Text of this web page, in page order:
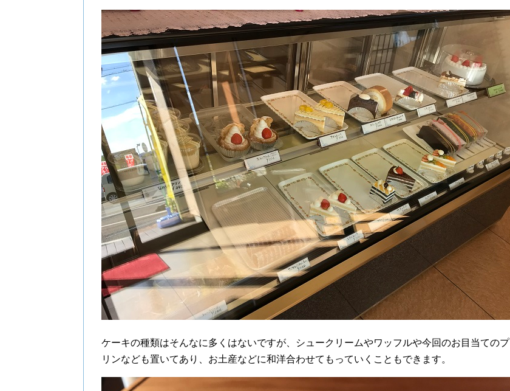
ケーキの種類はそんなに多くはないですが、シュークリームやワッフルや今回のお目当てのプ
リンなども置いてあり、お土産などに和洋合わせてもっていくこともできます。